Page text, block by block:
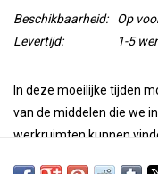
Beschikbaarheid:
Op
Levertijd:
1-5
In deze moeilijke tijden
van de middelen die we
werkruimten kunnen